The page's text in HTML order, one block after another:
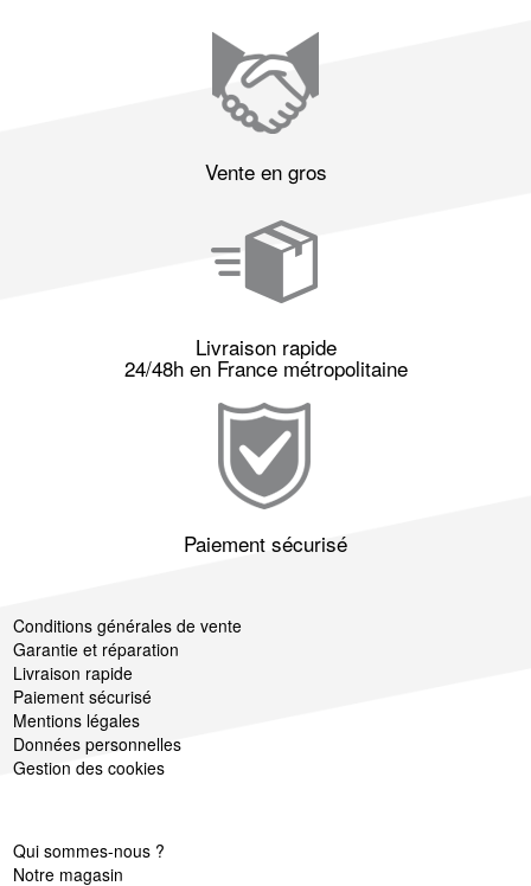
Vente en gros
Livraison rapide
24/48h en France métropolitaine
Paiement sécurisé
Conditions générales de vente
Garantie et réparation
Livraison rapide
Paiement sécurisé
Mentions légales
Données personnelles
Gestion des cookies
Qui sommes-nous ?
Notre magasin